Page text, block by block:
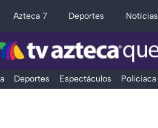
Azteca 7 Deportes Noticias
Deportes Espectáculos Policiaca